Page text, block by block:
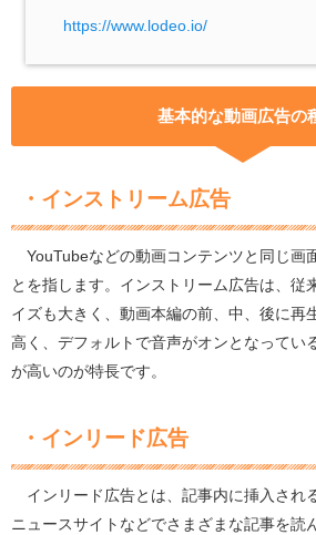
https://www.lodeo.io/
基本的な動画広告の
・インストリーム広告
YouTubeなどの動画コンテンツと同じ画
とを指します。インストリーム広告は、従
イズも大きく、動画本編の前、中、後に再
高く、デフォルトで音声がオンとなってい
が高いのが特長です。
・インリード広告
インリード広告とは、記事内に挿入され
ニュースサイトなどでさまざまな記事を読